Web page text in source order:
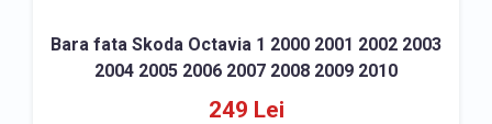
Bara fata Skoda Octavia 1 2000 2001 2002 2003
2004 2005 2006 2007 2008 2009 2010
249 Lei